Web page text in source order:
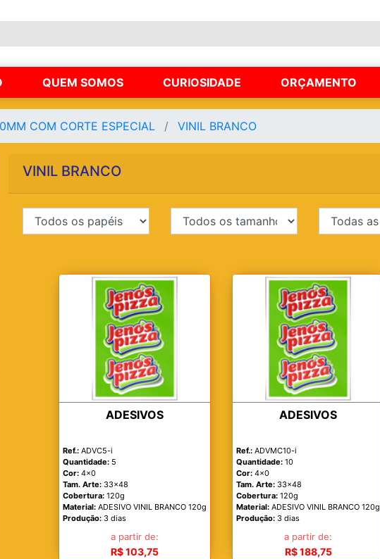
QUEM SOMOS CURIOSIDADE ORÇAMENTO
COM CORTE ESPECIAL VINIL BRANCO
VINIL BRANCO
ADESIVOS
Ref.: ADVC5-i
Quantidade: 5
Cor: 4x0
Tam. Arte: 33x48
Cobertura: 120g
Material: ADESIVO VINIL BRANCO 120g
Produção: 3 dias
a partir de:
R$ 103,75
ADESIVOS
Ref.: ADVMC10-i
Quantidade: 10
Cor: 4x0
Tam. Arte: 33x48
Cobertura: 120g
Material: ADESIVO VINIL BRANCO 120g
Produção: 3 dias
a partir de:
R$ 188,75